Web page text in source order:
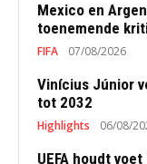
Mexico en
toenemende
FIFA 07/08/2026
Vinícius Júnior
tot 2032
Highlights 06/08/
UEFA houdt